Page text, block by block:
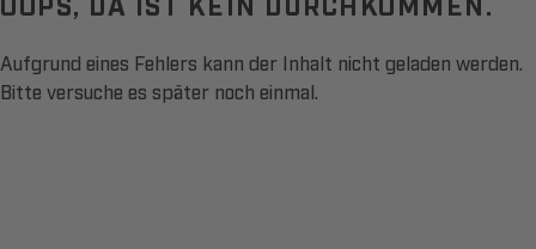
Aufgrund eines Fehlers kann der Inhalt nicht geladen werden.
Bitte versuche es später noch einmal.